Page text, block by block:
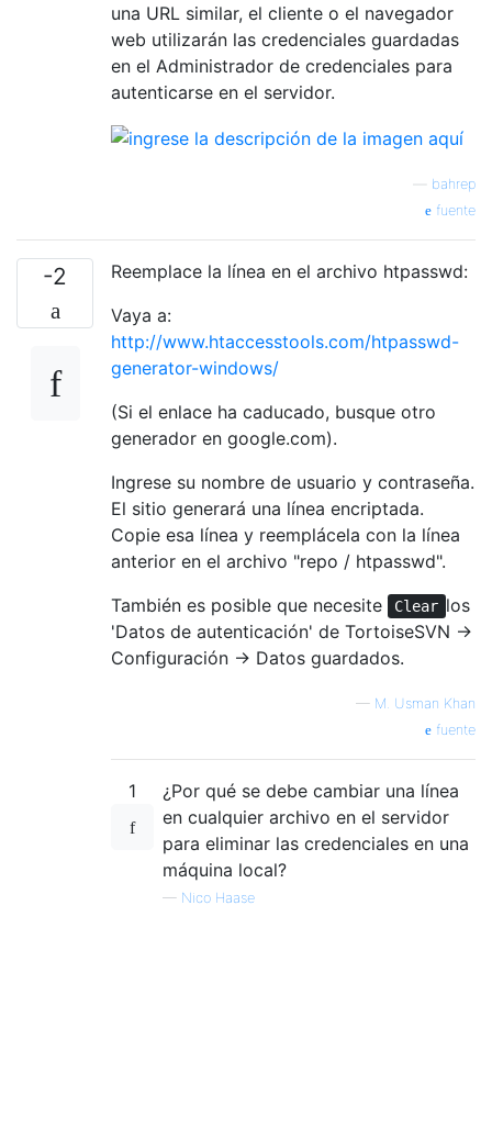
una URL similar, el cliente o el navegador
web utilizarán las credenciales guardadas
en el Administrador de credenciales para
autenticarse en el servidor.
bahrep
fuente
-2
Reemplace la línea en el archivo htpasswd:
Vaya a:
http://www.htaccesstools.com/htpasswd-
generator-windows/
(Si el enlace ha caducado, busque otro
generador en google.com).
Ingrese su nombre de usuario y contraseña.
El sitio generará una línea encriptada.
Copie esa línea y reemplácela con la línea
anterior en el archivo "repo / htpasswd".
También es posible que necesite
Clear los
'Datos de autenticación' de TortoiseSVN →
Configuración → Datos guardados.
— M. Usman Khan
fuente
1
¿Por qué se debe cambiar una línea
en cualquier archivo en el servidor
para eliminar las credenciales en una
máquina local?
— Nico Haase